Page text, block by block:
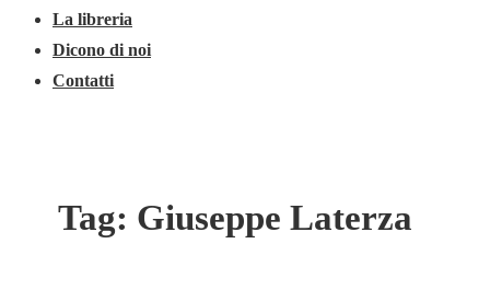
La libreria
Dicono di noi
Contatti
Tag: Giuseppe Laterza